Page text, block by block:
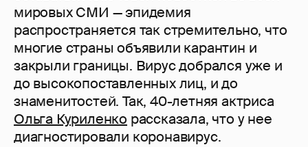
мировых СМИ — эпидемия
распространяется так стремительно, что
многие страны объявили карантин и
закрыли границы. Вирус добрался уже и
до высокопоставленных лиц, и до
знаменитостей. Так, 40-летняя актриса
Ольга Куриленко рассказала, что у нее
диагностировали коронавирус.